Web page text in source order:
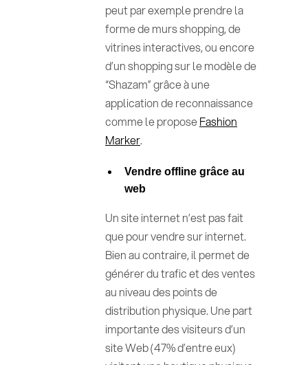
peut par exemple prendre la
forme de murs shopping, de
vitrines interactives, ou encore
d’un shopping sur le modèle de
“Shazam” grâce à une
application de reconnaissance
comme le proposeFashion
Marker.
Vendre offline grâce au
web
Un site internet n’est pas fait
que pour vendre sur internet.
Bien au contraire, il permet de
générer du trafic et des ventes
au niveau des points de
distribution physique. Une part
importante des visiteurs d’un
site Web (47% d’entre eux)